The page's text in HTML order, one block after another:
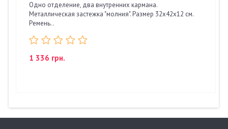
Одно отделение, два внутренних кармана.
Металлическая застежка "молния". Размер 32х42х12 см.
Ремень..
1 336 грн.